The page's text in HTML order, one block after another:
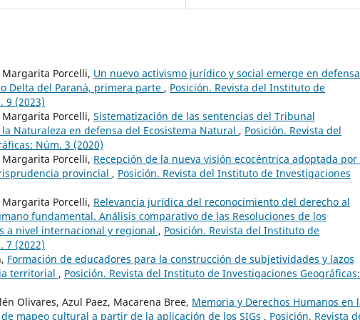
Porcelli, Un nuevo activismo jurídico y social emerge en
Delta del Paraná, primera parte , Posición. Revista del Instituto de
9 (2023)
Porcelli, Sistematización de las sentencias del Tribunal
Naturaleza en defensa del Ecosistema Natural , Posición. Revista del
Núm. 3 (2020)
Porcelli, Recepción de la nueva visión ecocéntrica adoptada por
provincial , Posición. Revista del Instituto de Investigaciones
Porcelli, Relevancia jurídica del reconocimiento del derecho al
fundamental. Análisis comparativo de las Resoluciones de los
a nivel internacional y regional , Posición. Revista del Instituto de
7 (2022)
Formación de educadores para la construcción de subjetividades y lazos
territorial , Posición. Revista del Instituto de Investigaciones Geográficas:
Olivares, Azul Paez, Macarena Bree, Memoria y Derechos Humanos en
mapeo cultural a partir de la aplicación de los SIGs , Posición. Revista